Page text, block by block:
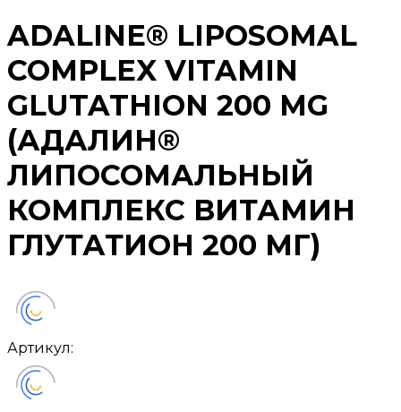
ADALINE® LIPOSOMAL
COMPLEX VITAMIN
GLUTATHION 200 MG
(АДАЛИН®
ЛИПОСОМАЛЬНЫЙ
КОМПЛЕКС ВИТАМИН
ГЛУТАТИОН 200 МГ)
Артикул: